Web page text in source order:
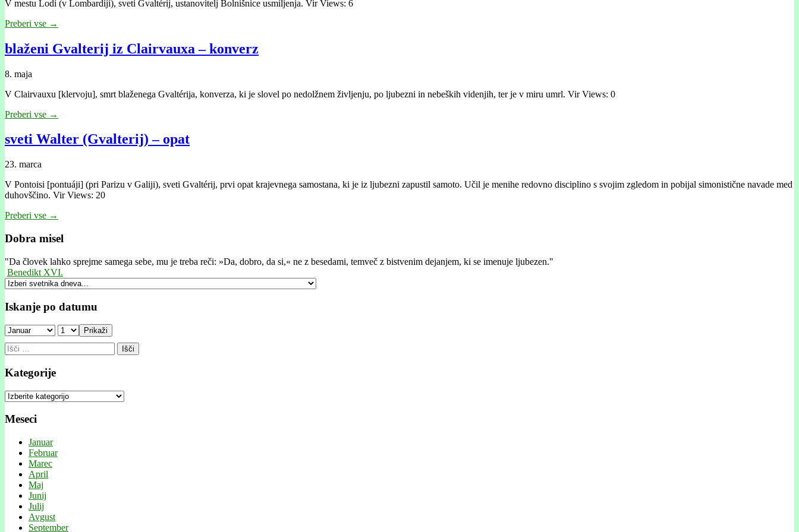
V mestu Lodi (v Lombardíji), sveti Gvaltérij, ustanovitelj Bolnišnice usmiljenja. Vir Views: 6
Preberi vse →
blaženi Gvalterij iz Clairvauxa – konverz
8. maja
V Clairvauxu [klervoju], smrt blaženega Gvaltérija, konverza, ki je slovel po nedolžnem življenju, po ljubezni in nebeških videnjih, ter je v miru umrl. Vir Views: 0
Preberi vse →
sveti Walter (Gvalterij) – opat
23. marca
V Pontoisi [pontuáji] (pri Parizu v Galiji), sveti Gvaltérij, prvi opat krajevnega samostana, ki je iz ljubezni zapustil samoto. Učil je menihe redovno disciplino s svojim zgledom in pobijal simonistične navade med
duhovščino. Vir Views: 20
Preberi vse →
Dobra misel
"Da človek lahko sprejme samega sebe, mu je treba reči: »Da, dobro, da si,« ne z besedami, temveč z bistvenim dejanjem, ki se imenuje ljubezen."
Benedikt XVI.
Iskanje po datumu
Prikaži
Išči:
Kategorije
Kategorije
Meseci
Januar
Februar
Marec
April
Maj
Junij
Julij
Avgust
September